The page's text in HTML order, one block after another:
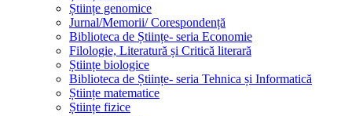
Științe genomice
Jurnal/Memorii/ Corespondență
Biblioteca de Științe- seria Economie
Filologie, Literatură și Critică literară
Științe biologice
Biblioteca de Științe- seria Tehnica și Informatică
Științe matematice
Științe fizice